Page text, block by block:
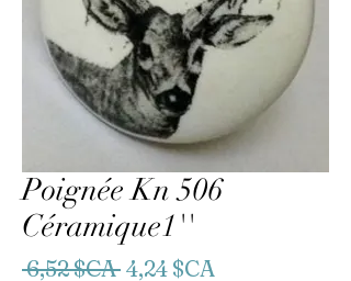
Poignée Kn 506
Céramique1''
6,52 $CA Prix
4,24 $CA